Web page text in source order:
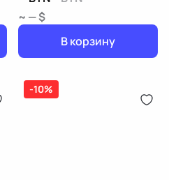
~ — $
В корзину
-10%